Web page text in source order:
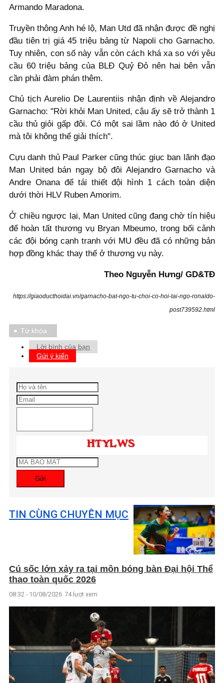
Armando Maradona.
Truyền thông Anh hé lộ, Man Utd đã nhận được đề nghị
đầu tiên trị giá 45 triệu bảng từ Napoli cho Garnacho.
Tuy nhiên, con số này vẫn còn cách khá xa so với yêu
cầu 60 triệu bảng của BLĐ Quỷ Đỏ nên hai bên vẫn
cần phải đàm phán thêm.
Chủ tịch Aurelio De Laurentiis nhận định về Alejandro
Garnacho: "Rời khỏi Man United, cậu ấy sẽ trở thành 1
cầu thủ giỏi gấp đôi. Có một sai lầm nào đó ở United
mà tôi không thể giải thích".
Cựu danh thủ Paul Parker cũng thúc giục ban lãnh đạo
Man United bán ngay bộ đôi Alejandro Garnacho và
Andre Onana để tái thiết đội hình 1 cách toàn diện
dưới thời HLV Ruben Amorim.
Ở chiều ngược lại, Man United cũng đang chờ tín hiệu
để hoàn tất thương vụ Bryan Mbeumo, trong bối cảnh
các đội bóng cạnh tranh với MU đều đã có những bản
hợp đồng khác thay thế ở thương vụ này.
Theo Nguyễn Hưng/ GD&TĐ
https://giaoducthoidai.vn/garnacho-bat-ngo-tu-choi-co-hoi-tai-ngo-ronaldo-
post739592.html
Từ khóa
Lời bình của bạn
Gửi ý kiến
Gửi
TIN CÙNG CHUYÊN MỤC
Cú sốc lớn xảy ra tại môn bóng bàn Đại hội Thể
thao toàn quốc 2026
08:32 - 10/08/2026 74 lượt xem